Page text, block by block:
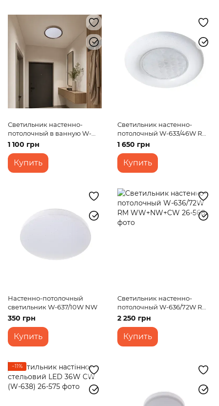
Светильник настенно-
потолочный в ванную W-
629/20W NW
1 100 грн
Купить
Светильник настенно-
потолочный W-633/46W RM
WW+NW+CW
1 650 грн
Купить
Настенно-потолочный
светильник W-637/10W NW
350 грн
Купить
Светильник настенно-
потолочный W-636/72W RM
WW+NW+CW
2 250 грн
Купить
−11%